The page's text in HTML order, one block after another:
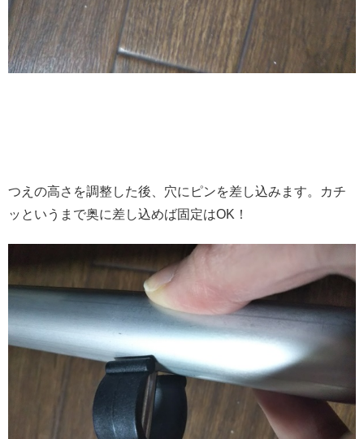
つえの高さを調整した後、穴にピンを差し込みます。カチ
ッというまで奥に差し込めば固定はOK！